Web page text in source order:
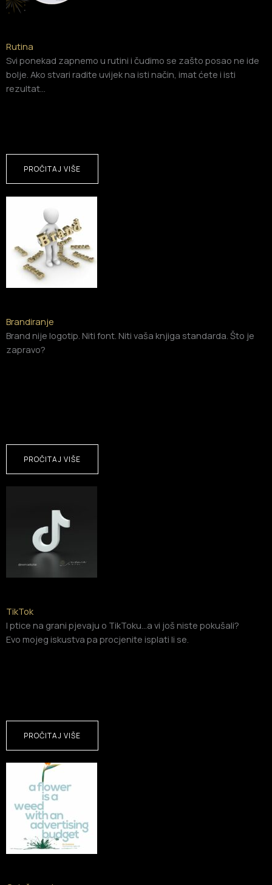
Rutina
Svi ponekad zapnemo u rutini i čudimo se zašto posao ne ide
bolje. Ako stvari radite uvijek na isti način, imat ćete i isti
rezultat…
PROČITAJ VIŠE
Brandiranje
Brand nije logotip. Niti font. Niti vaša knjiga standarda. Što je
zapravo?
PROČITAJ VIŠE
TikTok
I ptice na grani pjevaju o TikToku…a vi još niste pokušali?
Evo mojeg iskustva pa procjenite isplati li se.
PROČITAJ VIŠE